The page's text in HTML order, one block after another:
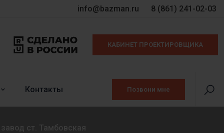
info@bazman.ru 8 (861) 241-02-03
КАБИНЕТ ПРОЕКТИРОВЩИКА
Контакты Позвони мне
ст. Тамбовская